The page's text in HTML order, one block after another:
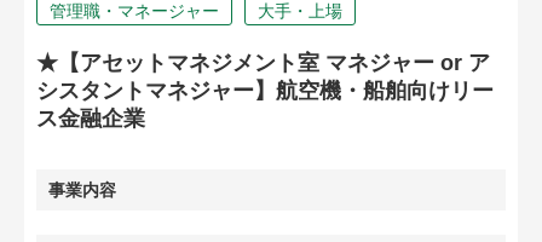
管理職・マネージャー 大手・上場
★【アセットマネジメント室 マネジャー or ア
シスタントマネジャー】航空機・船舶向けリー
ス金融企業
事業内容